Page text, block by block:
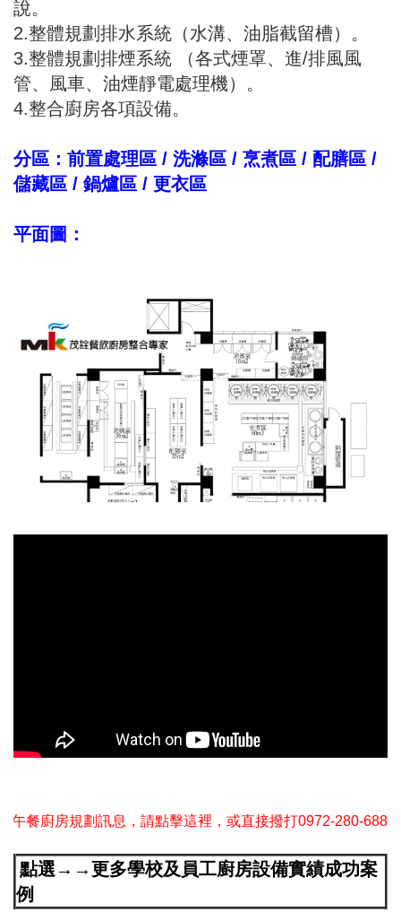
說。
2.整體規劃排水系統（水溝、油脂截留槽）。
3.整體規劃排煙系統 （各式煙罩、進/排風風
管、風車、油煙靜電處理機）。
4.整合廚房各項設備。
分區：前置處理區 / 洗滌區 / 烹煮區 / 配膳區 /
儲藏區 / 鍋爐區 / 更衣區
平面圖：
餐廚房規劃訊息，請點擊這裡，或直接撥打0972-280-688蕭先
點選→→更多學校及員工廚房設備實績成功案
例